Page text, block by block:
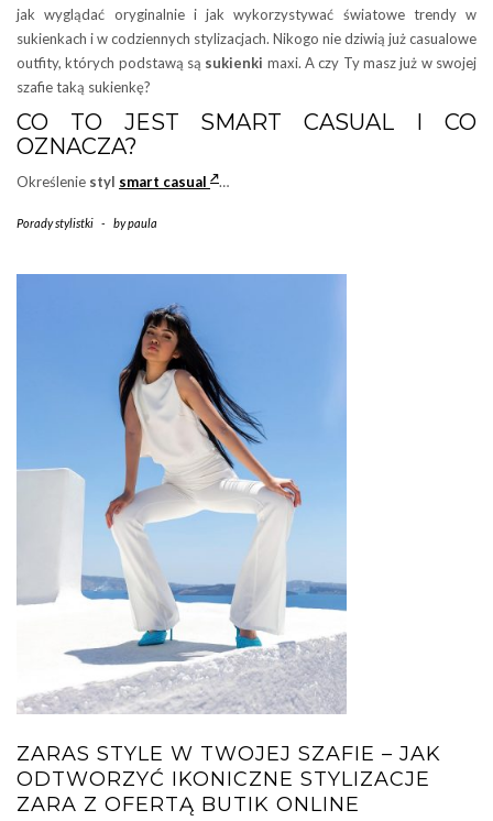
jak wyglądać oryginalnie i jak wykorzystywać światowe trendy w
sukienkach i w codziennych stylizacjach. Nikogo nie dziwią już casualowe
outfity, których podstawą są sukienki maxi. A czy Ty masz już w swojej
szafie taką sukienkę?
CO TO JEST SMART CASUAL I CO
OZNACZA?
Określenie styl smart casual …
Porady stylistki - bypaula
ZARAS STYLE W TWOJEJ SZAFIE – JAK
ODTWORZYĆ IKONICZNE STYLIZACJE
ZARA Z OFERTĄ BUTIK ONLINE